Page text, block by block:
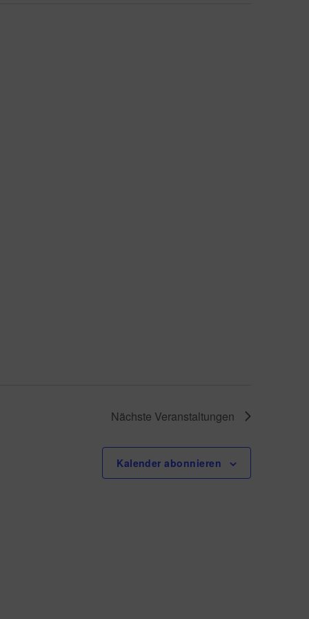
Nächste Veranstaltungen
Kalender abonnieren